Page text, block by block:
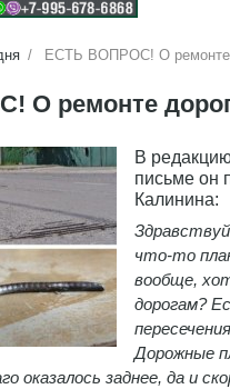
ЕСТЬ ВОПРОС! О ремонте
О ремонте
В
письме он
Калинина:
что-то
вообще,
дорогам?
Дорожные
оказалось заднее, да и